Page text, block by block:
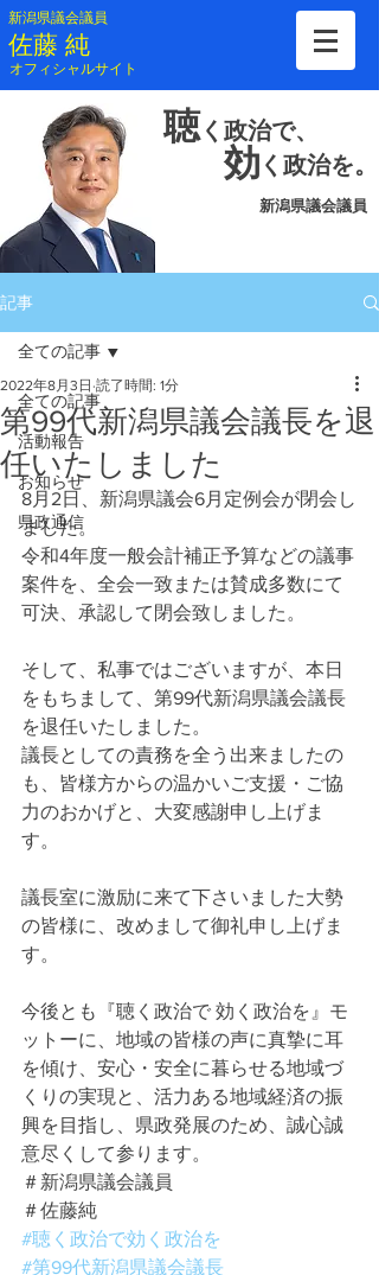
新潟県議会議員
​佐藤 純
​オフィシャルサイト
聴 く 政治で、
効 く 政治を。
新潟県議会議員
記事
全ての記事
活動報告
お知らせ
県政通信
全ての記事
第99代新潟県議会議長を退
任いたしました
2022年8月3日 読了時間: 1分
8月2日、新潟県議会6月定例会が閉会し
ました。
令和4年度一般会計補正予算などの議事
案件を、全会一致または賛成多数にて
可決、承認して閉会致しました。
そして、私事ではございますが、本日
をもちまして、第99代新潟県議会議長
を退任いたしました。
議長としての責務を全う出来ましたの
も、皆様方からの温かいご支援・ご協
力のおかげと、大変感謝申し上げま
す。
議長室に激励に来て下さいました大勢
の皆様に、改めまして御礼申し上げま
す。
今後とも『聴く政治で 効く政治を』モ
ットーに、地域の皆様の声に真摯に耳
を傾け、安心・安全に暮らせる地域づ
くりの実現と、活力ある地域経済の振
興を目指し、県政発展のため、誠心誠
意尽くして参ります。
＃新潟県議会議員
＃佐藤純
#聴く政治で効く政治を
#第99代新潟県議会議長